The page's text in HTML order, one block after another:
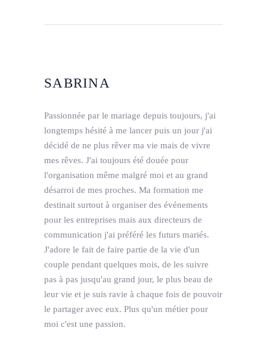
SABRINA
Passionnée par le mariage depuis toujours, j'ai
longtemps hésité à me lancer puis un jour j'ai
décidé de ne plus rêver ma vie mais de vivre
mes rêves. J'ai toujours été douée pour
l'organisation même malgré moi et au grand
désarroi de mes proches. Ma formation me
destinait surtout à organiser des événements
pour les entreprises mais aux directeurs de
communication j'ai préféré les futurs mariés.
J'adore le fait de faire partie de la vie d'un
couple pendant quelques mois, de les suivre
pas à pas jusqu'au grand jour, le plus beau de
leur vie et je suis ravie à chaque fois de pouvoir
le partager avec eux. Plus qu'un métier pour
moi c'est une passion.